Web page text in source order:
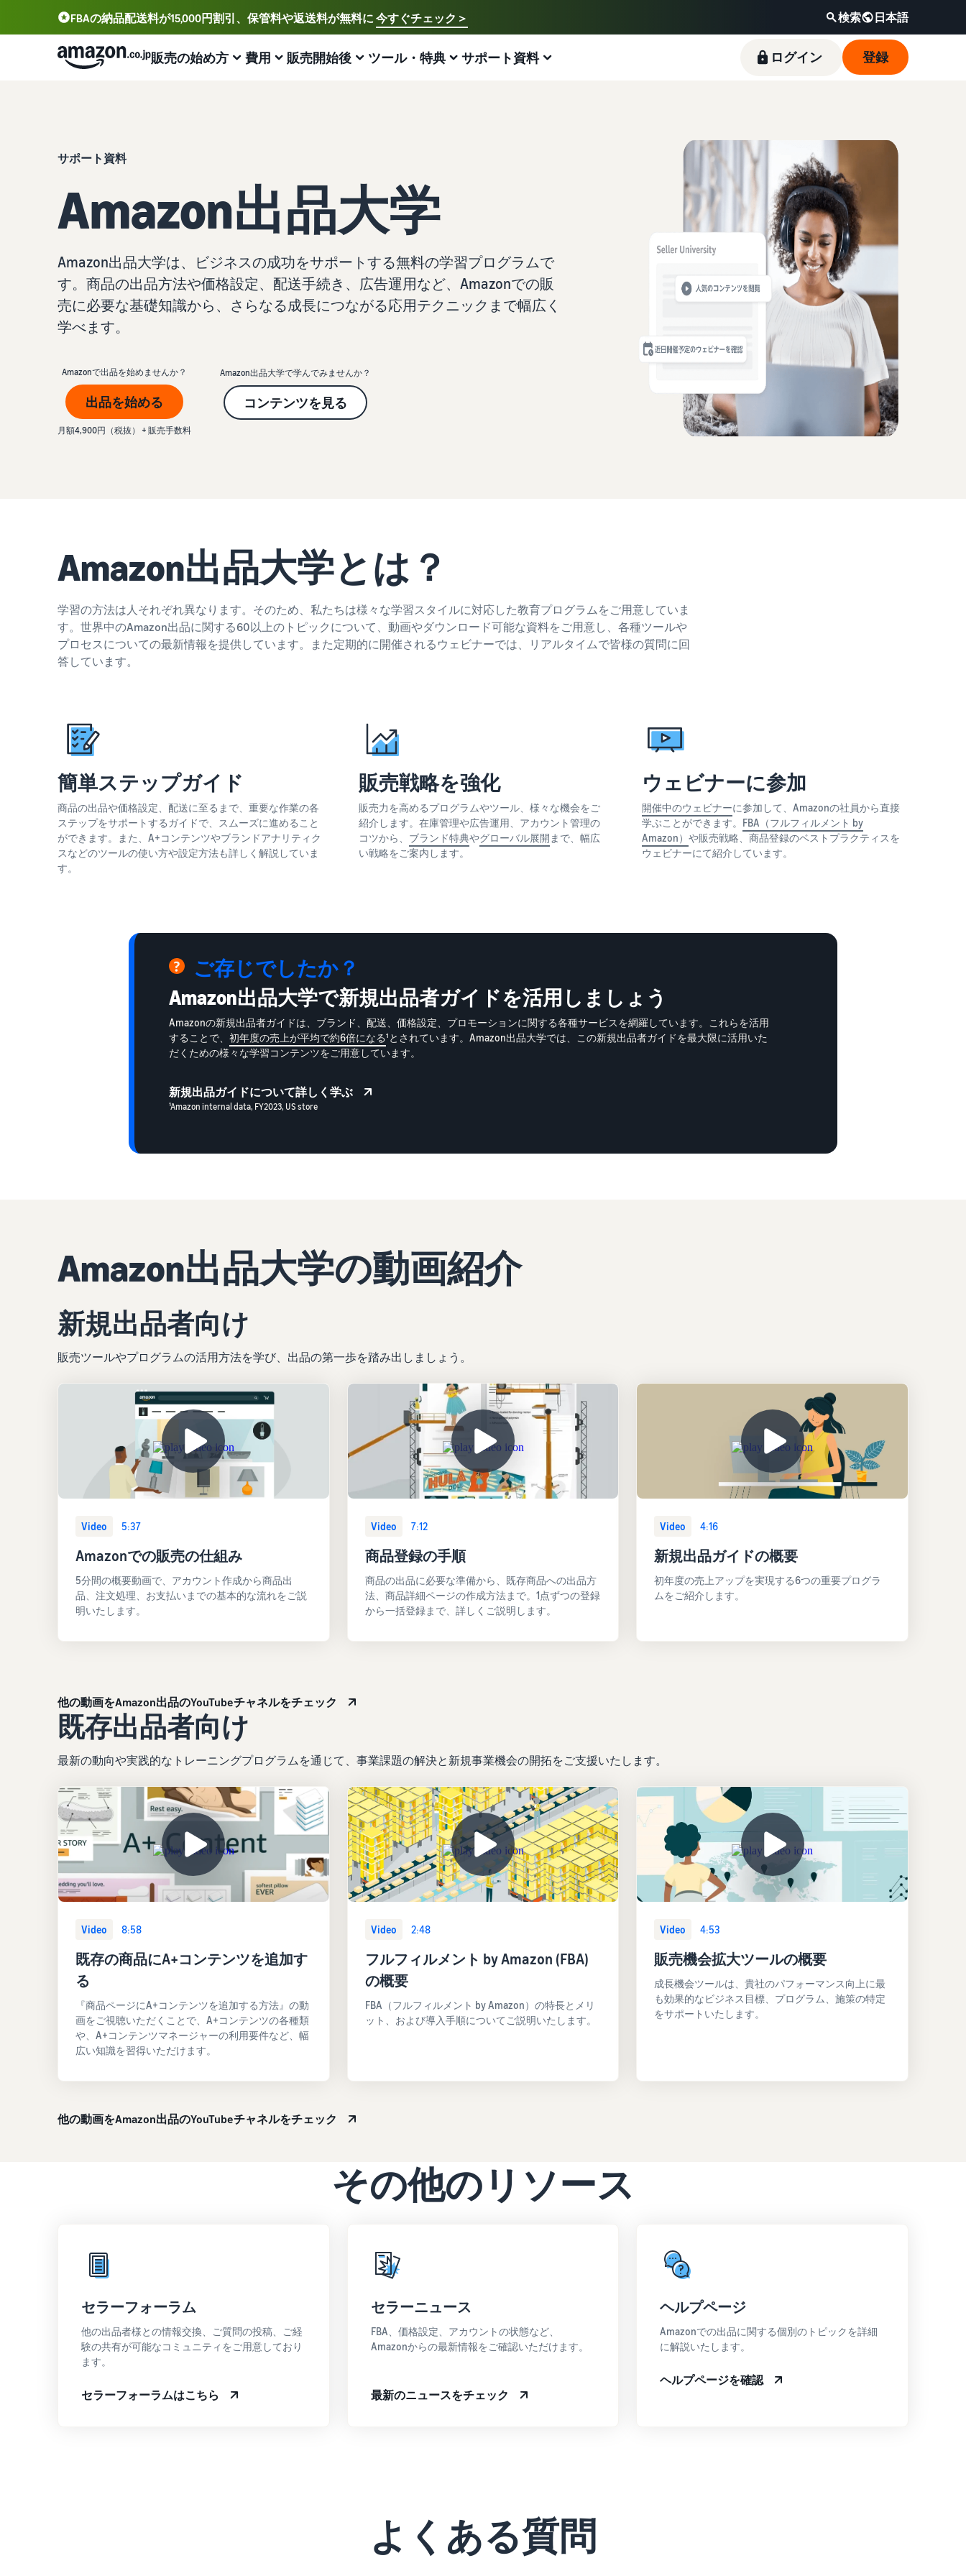
FBAの納品配送料が15,000円割引、保管料や返送料が無料に 今すぐチェック＞ 検索 日本語
ご希望の言語を選択してください
English - US
販売の始め方
セラーセントラルにログインする
配送方法を決める
お客様を集める
スタートダッシュ成功パック
最初の１年間で約6倍の売上を目指す方法
最大787.5万円還元
Amazonブランド登録(Brand Registry)
ブランド保護と構築をサポート
配送・返品・カスタマーサービスを代行
新規出品者向け特典
スタートダッシュ成功パックをお得に始めるた
めに、特典を活用しましょう。ブランド売上の
最大787.5万円分の還元します。
質問に答えておすすめページを見つける よくある質問（FAQ）
費用
出品プランと基本手数料を確認
カテゴリーごとの販売手数料
カテゴリーごとの販売手数料を確認
FBA配送代行手数料を確認
費用の例
各カテゴリごとの費用の例を確認
その他のオプションプログラム費用を確認
FBA在庫の費用見積もり
FBA在庫の保管・出荷費用シミュレーション
料金シミュレーター
販売する商品の詳細と配送費用を入力するだけ
で、さまざまな配送方法のコストをすぐに比較
できます。
質問に答えておすすめページを見つける よくある質問（FAQ）
販売開始後
商品の保管・発送・返品対応を代行
出品者様による自社配送
配送距離やコストに応じて柔軟に対応
自社ECや他モールの注文もFBAで出荷
FBA在庫管理
ツールを活用し、在庫量を適正化
中国-日本間海上輸送サービス
法人向けに販売をする (Amazonビジネス)
ビジネス購買者向けに販売を拡大
海外販売 (越境EC)
世界中のAmazonカスタマーに販売
Amazon 広告
タイムセール
その他プログラムを見る
フルフィルメント by
Amazon(FBA)
商品を預けるだけで、Amazonが注文受付から
梱包・配送・返品対応まで行い、手間を減らし
て効率的に販売できる配送代行サービスです。
ツール・特典
出品、価格設定、注文管理まで商品管理や販売を行うツ
Amazon出品アプリ
スマホで出品・注文管理が可能な無料Amazonセラーア
ブランド構築ツール
ブランド保護と構築をサポート
新規出品者向け特典
最大787.5万円分の還元
FBA新商品特典
FBA新規出品で特典・割引を提供
JAPAN STORE プログラム
コンサルティングサービス
すべてのプログラムを見る
Amazonブランド登録（Brand
Registry）
Amazon Brand Registryにブランドを登録する
と、さまざまなブランド構築ツールと保護の特
典を利用できます。
サポート資料
出品開始に役立つガイドブックを提供
Amazon出品大学
ビジネスの成功をサポートする無料の学習プログラム
Amazon出品者様の成功事例を紹介
商品登録のマニュアル
商品登録手順をステップごとに解説
ネット販売について
ネット販売の基本ステップを紹介
ネットショップを構築のヒントとコツを紹介
マーケットプレイスとは？
マーケットプレイスの概念からAmazonマーケットプレ
配送代行サービスとは？
配送・返品・カスタマー対応を外注する方法
ドロップシッピングとは？
Amazon出品ブログ
Amazon出品サービス公式が提供するネット販
売・Amazon出品お役立ち情報（ブログ記事）
をテーマ別に一覧でご紹介します。
質問に答えておすすめページを見つける よくある質問（FAQ）
ログイン 登録
サポート資料
Amazon出品大学
Amazon出品大学は、ビジネスの成功をサポートする無料の学習プログラムで
す。商品の出品方法や価格設定、配送手続き、広告運用など、Amazonでの販
売に必要な基礎知識から、さらなる成長につながる応用テクニックまで幅広く
学べます。
Amazonで出品を始めませんか？
出品を始める
月額4,900円（税抜） + 販売手数料
Amazon出品大学で学んでみませんか？
コンテンツを見る
Amazon出品大学とは？
学習の方法は人それぞれ異なります。そのため、私たちは様々な学習スタイルに対応した教育プログラムをご用意していま
す。世界中のAmazon出品に関する60以上のトピックについて、動画やダウンロード可能な資料をご用意し、各種ツールや
プロセスについての最新情報を提供しています。また定期的に開催されるウェビナーでは、リアルタイムで皆様の質問に回
答しています。
簡単ステップガイド
商品の出品や価格設定、配送に至るまで、重要な作業の各
ステップをサポートするガイドで、スムーズに進めること
ができます。また、A+コンテンツやブランドアナリティク
スなどのツールの使い方や設定方法も詳しく解説していま
す。
販売戦略を強化
販売力を高めるプログラムやツール、様々な機会をご
紹介します。在庫管理や広告運用、アカウント管理の
コツから、 ブランド特典やグローバル展開 まで、幅広
い戦略をご案内します。
ウェビナーに参加
開催中のウェビナーに参加して、Amazonの社員から直接
学ぶことができます。 FBA（フルフィルメント by
Amazon）や販売戦略、商品登録のベストプラクティスを
ウェビナーにて紹介しています。
ご存じでしたか？
Amazon出品大学で新規出品者ガイドを活用しましょう
Amazonの新規出品者ガイドは、ブランド、配送、価格設定、プロモーションに関する各種サービスを網羅しています。これらを活用
することで、 初年度の売上が平均で約6倍になる¹とされています。Amazon出品大学では、この新規出品者ガイドを最大限に活用いた
だくための様々な学習コンテンツをご用意しています。
新規出品ガイドについて詳しく学ぶ
¹Amazon internal data, FY2023, US store
Amazon出品大学の動画紹介
新規出品者向け
販売ツールやプログラムの活用方法を学び、出品の第一歩を踏み出しましょう。
Video 5:37
Amazonでの販売の仕組み
5分間の概要動画で、アカウント作成から商品出
品、注文処理、お支払いまでの基本的な流れをご説
明いたします。
Video 7:12
商品登録の手順
商品の出品に必要な準備から、既存商品への出品方
法、商品詳細ページの作成方法まで。1点ずつの登録
から一括登録まで、詳しくご説明します。
Video 4:16
新規出品ガイドの概要
初年度の売上アップを実現する6つの重要プログラ
ムをご紹介します。
他の動画をAmazon出品のYouTubeチャネルをチェック
既存出品者向け
最新の動向や実践的なトレーニングプログラムを通じて、事業課題の解決と新規事業機会の開拓をご支援いたします。
Video 8:58
既存の商品にA+コンテンツを追加す
る
『商品ページにA+コンテンツを追加する方法』の動
画をご視聴いただくことで、A+コンテンツの各種類
や、A+コンテンツマネージャーの利用要件など、幅
広い知識を習得いただけます。
Video 2:48
フルフィルメント by Amazon (FBA)
の概要
FBA（フルフィルメント by Amazon）の特長とメリ
ット、および導入手順についてご説明いたします。
Video 4:53
販売機会拡大ツールの概要
成長機会ツールは、貴社のパフォーマンス向上に最
も効果的なビジネス目標、プログラム、施策の特定
をサポートいたします。
他の動画をAmazon出品のYouTubeチャネルをチェック
その他のリソース
セラーフォーラム
他の出品者様との情報交換、ご質問の投稿、ご経
験の共有が可能なコミュニティをご用意しており
ます。
セラーフォーラムはこちら
セラーニュース
FBA、価格設定、アカウントの状態など、
Amazonからの最新情報をご確認いただけます。
最新のニュースをチェック
ヘルプページ
Amazonでの出品に関する個別のトピックを詳細
に解説いたします。
ヘルプページを確認
よくある質問